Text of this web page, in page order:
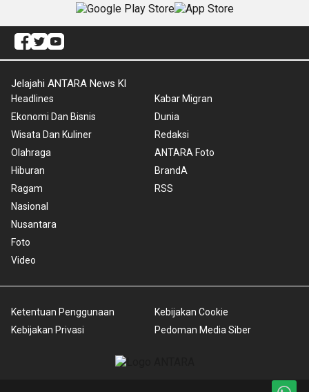
Jelajahi ANTARA News Kl
Headlines
Ekonomi Dan Bisnis
Wisata Dan Kuliner
Olahraga
Hiburan
Ragam
Nasional
Nusantara
Foto
Video
Kabar Migran
Dunia
Redaksi
ANTARA Foto
BrandA
RSS
Ketentuan Penggunaan
Kebijakan Privasi
Kebijakan Cookie
Pedoman Media Siber